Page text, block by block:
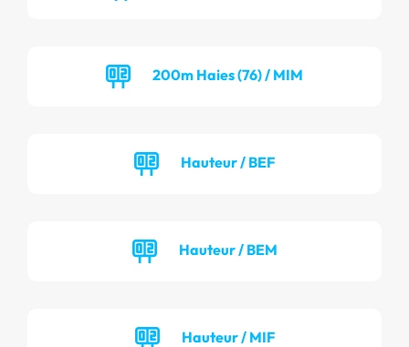
200m Haies (76) / MIM
Hauteur / BEF
Hauteur / BEM
Hauteur / MIF